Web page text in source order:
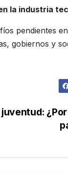
la industria
pendientes
gobiernos y